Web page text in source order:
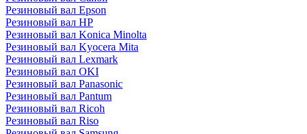
Резиновый вал Epson
Резиновый вал HP
Резиновый вал Konica Minolta
Резиновый вал Kyocera Mita
Резиновый вал Lexmark
Резиновый вал OKI
Резиновый вал Panasonic
Резиновый вал Pantum
Резиновый вал Ricoh
Резиновый вал Riso